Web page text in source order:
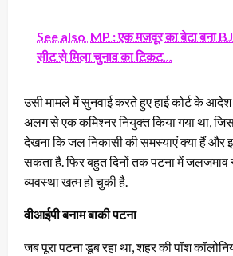
See also MP : एक मजदूर का बेटा बना
सीट से मिला चुनाव का टिकट...
उसी मामले में सुनवाई करते हुए हाई कोर्ट के
अलग से एक कमिश्नर नियुक्त किया गया था,
देखना कि जल निकासी की समस्याएं क्या हैं और
सकता है. फिर बहुत दिनों तक पटना में
व्यवस्था खत्म हो चुकी है.
वीआईपी बनाम बाकी पटना
जब पूरा पटना डूब रहा था, शहर की पॉश